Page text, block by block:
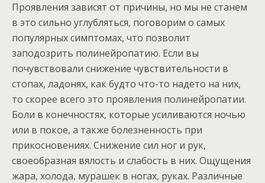
Проявления зависят от причины, но мы не станем
в это сильно углубляться, поговорим о самых
популярных симптомах, что позволит
заподозрить полинейропатию. Если вы
почувствовали снижение чувствительности в
стопах, ладонях, как будто что-то надето на них,
то скорее всего это проявления полинейропатии.
Боли в конечностях, которые усиливаются ночью
или в покое, а также болезненность при
прикосновениях. Снижение сил ног и рук,
своеобразная вялость и слабость в них. Ощущения
жара, холода, мурашек в ногах, руках. Различные